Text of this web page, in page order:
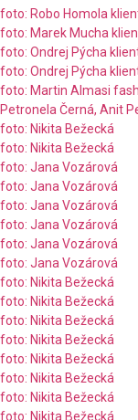
foto: Robo Homola
foto: Marek Mucha
foto: Ondrej Pýcha
foto: Ondrej Pýcha
foto: Martin Almasi
Petronela Černá, Anit
foto: Nikita Bežecká
foto: Nikita Bežecká
foto: Jana Vozárová
foto: Jana Vozárová
foto: Jana Vozárová
foto: Jana Vozárová
foto: Jana Vozárová
foto: Jana Vozárová
foto: Nikita Bežecká
foto: Nikita Bežecká
foto: Nikita Bežecká
foto: Nikita Bežecká
foto: Nikita Bežecká
foto: Nikita Bežecká
foto: Nikita Bežecká
foto: Nikita Bežecká